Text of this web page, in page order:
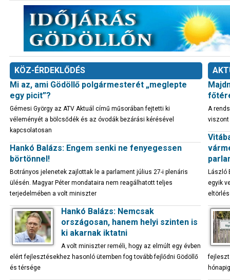
KÖZ-ÉRDEKLŐDÉS
Mi az, ami Gödöllő polgármesterét „meglepte
egy picit”?
Gémesi György az ATV Aktuál című műsorában fejtetti ki
véleményét a bölcsődék és az óvodák bezárási kérésével
kapcsolatosan
Hankó Balázs: Engem senki ne fenyegessen
börtönnel!
Botrányos jelenetek zajlottak le a parlament július 27-i plenáris
ülésén. Magyar Péter mondataira nem reagálhatott teljes
terjedelmében a volt miniszter
Hankó Balázs: Nemcsak
országosan, hanem helyi szinten is
ki akarnak iktatni
A volt miniszter reméli, hogy az elmúlt egy évben
elért fejlesztésekhez hasonló ütemben fog tovább fejlődni Gödöllő
és térsége
A
viszont
László
egyik